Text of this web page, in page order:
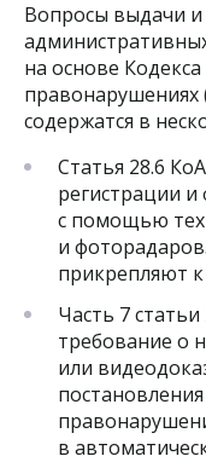
Вопросы выдачи
на основе
содержатся в
Статья 28.6
регистрации
с помощью
и
прикрепляют
Часть 7
требование о
или
в